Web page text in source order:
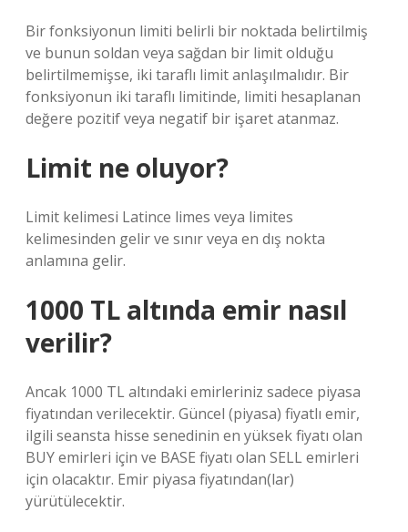
Bir fonksiyonun limiti belirli bir noktada belirtilmiş
ve bunun soldan veya sağdan bir limit olduğu
belirtilmemişse, iki taraflı limit anlaşılmalıdır. Bir
fonksiyonun iki taraflı limitinde, limiti hesaplanan
değere pozitif veya negatif bir işaret atanmaz.
Limit ne oluyor?
Limit kelimesi Latince limes veya limites
kelimesinden gelir ve sınır veya en dış nokta
anlamına gelir.
1000 TL altında emir nasıl
verilir?
Ancak 1000 TL altındaki emirleriniz sadece piyasa
fiyatından verilecektir. Güncel (piyasa) fiyatlı emir,
ilgili seansta hisse senedinin en yüksek fiyatı olan
BUY emirleri için ve BASE fiyatı olan SELL emirleri
için olacaktır. Emir piyasa fiyatından(lar)
yürütülecektir.